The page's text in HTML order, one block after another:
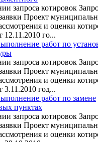
запроса котировок
Проект
и оценки
12.11.2010 го...
работ по
запроса котировок
Проект
и оценки
3.11.2010 год...
работ по замене
пунктах
запроса котировок
Проект
и оценки